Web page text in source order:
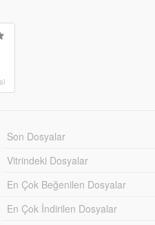
Son Dosyalar
Vitrindeki Dosyalar
En Çok Beğenilen Dosyalar
En Çok İndirilen Dosyalar